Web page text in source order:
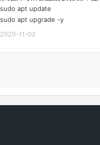
sudo apt update
sudo apt upgrade -y
2020-11-02